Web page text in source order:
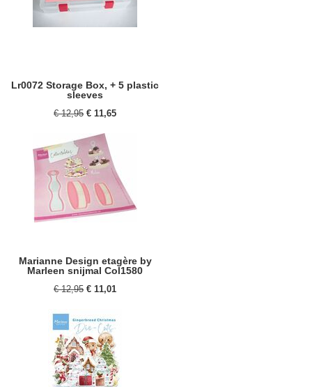
Lr0072 Storage Box, + 5 plastic
sleeves
€ 12,95 € 11,65
Marianne Design etagère by
Marleen snijmal Col1580
€ 12,95 € 11,01